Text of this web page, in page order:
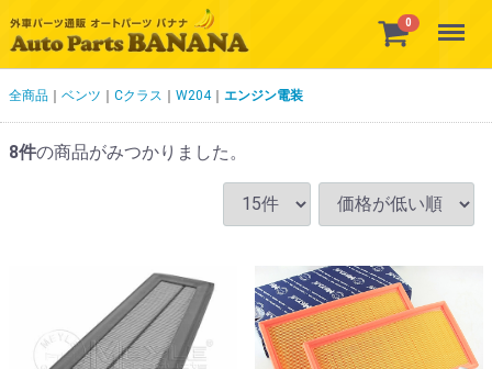
0 Menu
全商品 ベンツ Cクラス W204 エンジン電装
8件の商品がみつかりました。